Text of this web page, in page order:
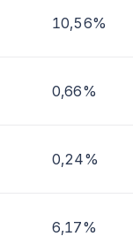
10,56%
0,66%
0,24%
6,17%